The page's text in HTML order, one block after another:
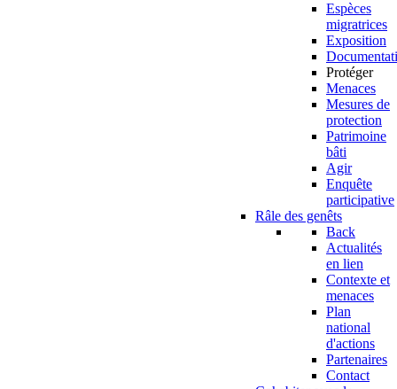
Espèces
migratrices
Exposition
Protéger
Menaces
Mesures de
protection
Patrimoine
bâti
Agir
Enquête
participative
Râle des genêts
Back
Actualités
en lien
Contexte et
menaces
Plan
national
d'actions
Partenaires
Contact